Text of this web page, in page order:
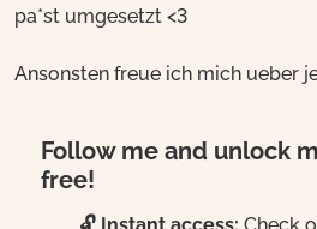
pa*st umgesetzt <3
Ansonsten freue ich mich ueber
Follow me and unlock
free!